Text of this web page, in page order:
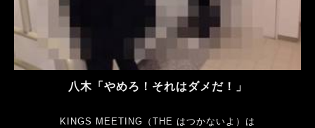
八木「やめろ！それはダメだ！」
KINGS MEETING（THE はつかないよ）は